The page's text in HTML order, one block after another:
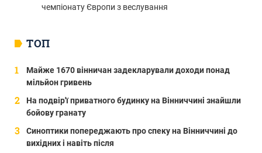
ТОП
Майже 1670 вінничан задекларували доходи понад
мільйон гривень
На подвір'ї приватного будинку на Вінниччині знайшли
бойову гранату
Синоптики попереджають про спеку на Вінниччині до
вихідних і навіть після
чемпіонату Європи з веслування